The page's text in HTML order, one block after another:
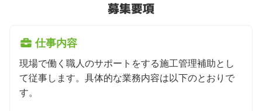
募集要項
仕事内容
現場で働く職人のサポートをする施工管理補助とし
て従事します。具体的な業務内容は以下のとおりで
す。